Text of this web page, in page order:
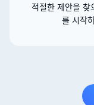
적절한 제안을 찾
를 시작